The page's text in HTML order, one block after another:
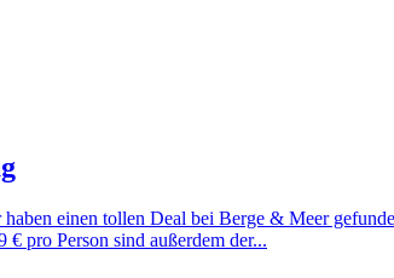
einen tollen Deal bei Berge & Meer
pro Person sind außerdem der...